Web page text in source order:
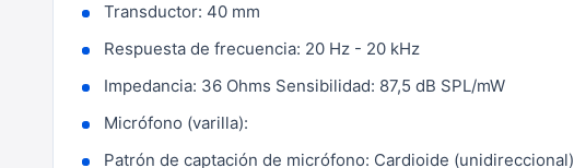
Transductor: 40 mm
Respuesta de frecuencia: 20 Hz - 20 kHz
Impedancia: 36 Ohms Sensibilidad: 87,5 dB SPL/mW
Micrófono (varilla):
Patrón de captación de micrófono: Cardioide (unidireccional)